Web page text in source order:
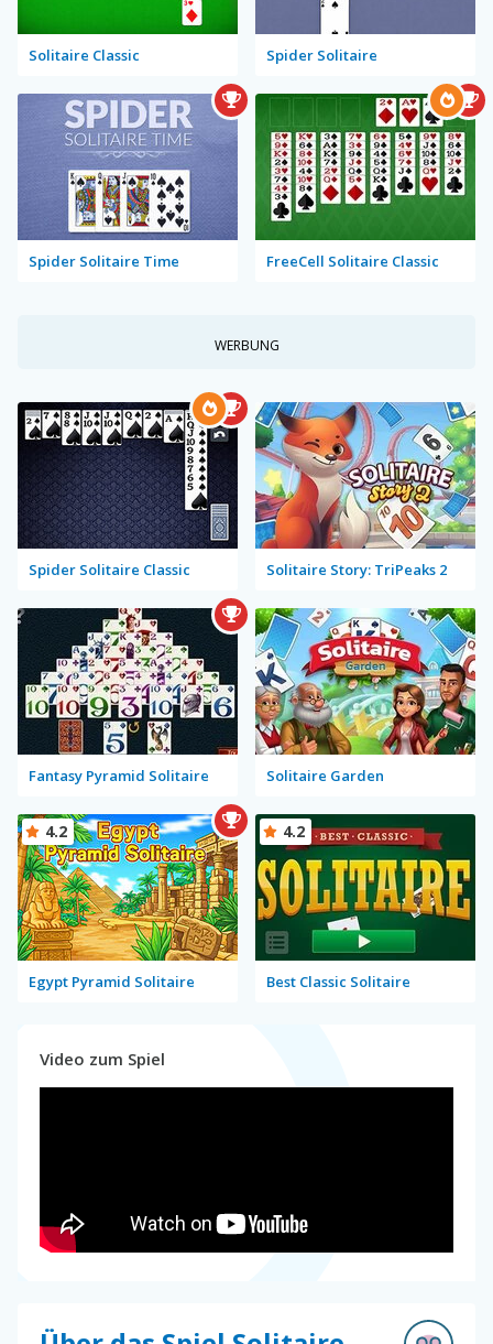
Solitaire Classic Spider Solitaire
Spider Solitaire Time FreeCell Solitaire Classic
WERBUNG
Spider Solitaire Classic Solitaire Story: TriPeaks 2
Fantasy Pyramid Solitaire Solitaire Garden
Egypt Pyramid Solitaire
4.2
Best Classic Solitaire
4.2
Video zum Spiel